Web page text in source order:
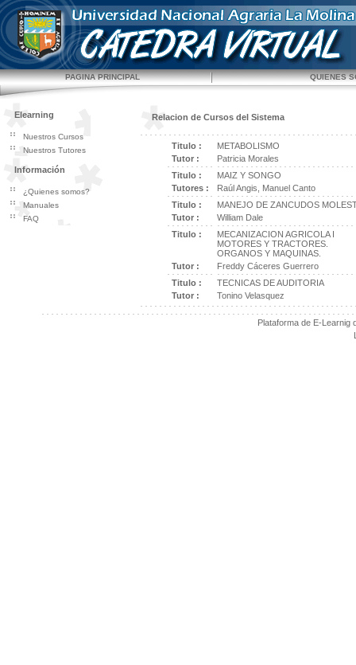
PAGINA PRINCIPAL QUIENES
Elearning
Nuestros Cursos
Nuestros Tutores
Información
¿Quienes somos?
Manuales
FAQ
Relacion de Cursos del Sistema
Titulo :
METABOLISMO
Tutor :
Patricia Morales
Titulo :
MAIZ Y SONGO
Tutores :
Raúl Angis, Manuel Canto
Titulo :
MANEJO DE ZANCUDOS
Tutor :
William Dale
Titulo :
MECANIZACION AGRICOLA I
MOTORES Y TRACTORES.
ORGANOS Y MAQUINAS.
Tutor :
Freddy Cáceres Guerrero
Titulo :
TECNICAS DE AUDITORIA
Tutor :
Tonino Velasquez
Plataforma de E-Learnig